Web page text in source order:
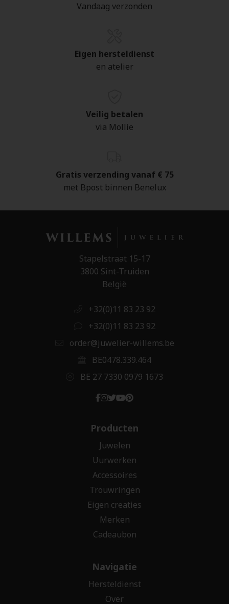
Vandaag verzonden
Eigen hersteldienst
en atelier
Veilig betalen
via Mollie
Gratis verzending vanaf € 75
met Bpost binnen Benelux
Stapelstraat 15-17
3800 Sint-Truiden
België
+32(0)11 83 23 92
+32(0)11 83 23 92
order@juwelier-willems.be
BE0478.339.464
BE 27 7330 0979 1673
Producten
Juwelen
Uurwerken
Accessoires
Trouwringen
Eigen creaties
Merken
Cadeaubon
Navigatie
Hersteldienst
Over